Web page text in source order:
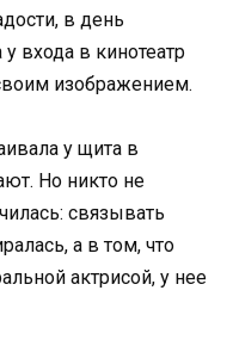
в день
входа в кинотеатр
изображением.
у щита в
Но никто не
связывать
а в том, что
актрисой, у нее